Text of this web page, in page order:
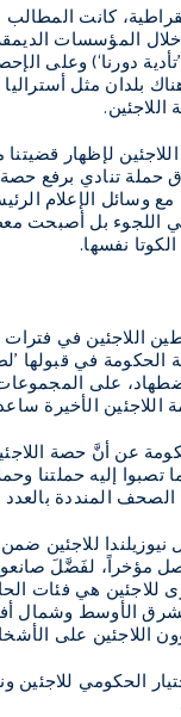
كانت
خلال المؤسسات
دورنا‘) وعلى
بلدان مثل
لإظهار
حملة تنادي برفع
مع وسائل الإعلام
اللجوء بل أصبحت
نفسها.
اللاجئين في
الحكومة في قبولها
على
اللاجئين الأخيرة
المنددة
نيوزيلندا للاجئين
حصل مؤخراً، لفَضَّلَ
الأوسط وشمال
اللاجئين على
الحكومي